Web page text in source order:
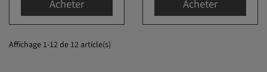
Acheter Acheter
Affichage 1-12 de 12 article(s)